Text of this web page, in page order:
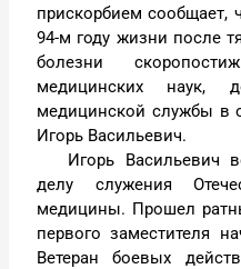
прискорбием сообщает,
94-м году жизни после
болезни
медицинских наук,
медицинской службы
Игорь Васильевич.
Игорь Васильевич
делу служения
медицины. Прошел
первого заместителя
Ветеран боевых